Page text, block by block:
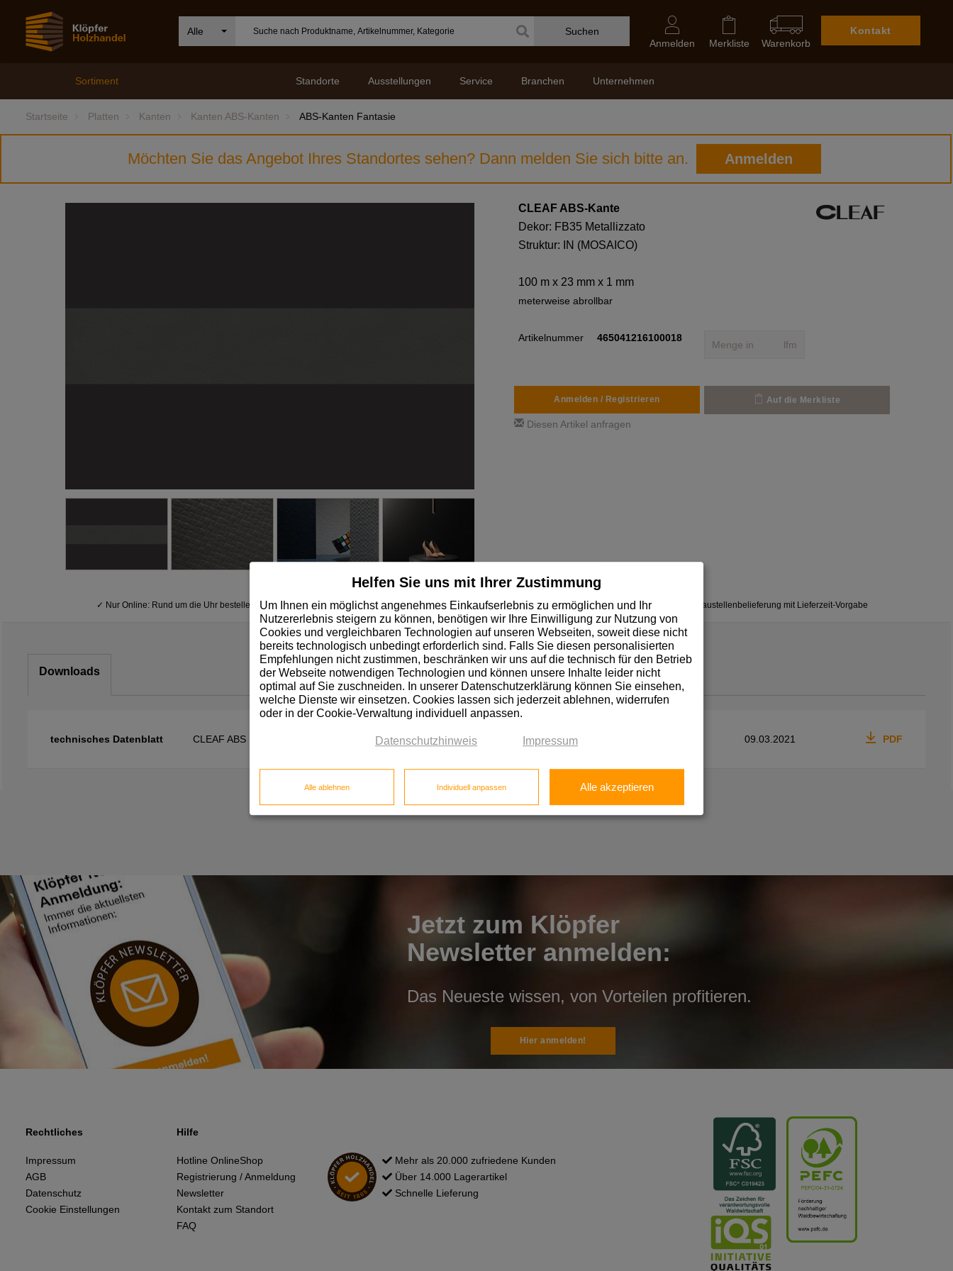
Alle Suchen
Kontakt
Warenkorb
Merkliste
Anmelden
Unternehmen
Branchen
Service
Ausstellungen
Standorte
Sortiment
Startseite Platten Kanten Kanten ABS-Kanten ABS-Kanten Fantasie
Möchten Sie das Angebot Ihres Standortes sehen? Dann melden Sie sich bitte an. Anmelden
CLEAF ABS-Kante
Dekor: FB35 Metallizzato
Struktur: IN (MOSAICO)
100 m x 23 mm x 1 mm
meterweise abrollbar
Artikelnummer 465041216100018
lfm
Anmelden / Registrieren Auf die Merkliste
Diesen Artikel anfragen
✓ Nur Online: Rund um die Uhr bestellen ✓Über 14.000 schnell lieferbare Lagerartikel Baustellenbelieferung mit Lieferzeit-Vorgabe
Downloads
technisches Datenblatt CLEAF ABS Kante 09.03.2021 PDF
Jetzt zum Klöpfer
Newsletter anmelden:
Das Neueste wissen, von Vorteilen profitieren.
Hier anmelden!
Rechtliches
Impressum
AGB
Datenschutz
Cookie Einstellungen
Hilfe
Hotline OnlineShop
Registrierung / Anmeldung
Newsletter
Kontakt zum Standort
FAQ
Mehr als 20.000 zufriedene Kunden
Über 14.000 Lagerartikel
Schnelle Lieferung
Helfen Sie uns mit Ihrer Zustimmung
Um Ihnen ein möglichst angenehmes Einkaufserlebnis zu ermöglichen und Ihr
Nutzererlebnis steigern zu können, benötigen wir Ihre Einwilligung zur Nutzung von
Cookies und vergleichbaren Technologien auf unseren Webseiten, soweit diese nicht
bereits technologisch unbedingt erforderlich sind. Falls Sie diesen personalisierten
Empfehlungen nicht zustimmen, beschränken wir uns auf die technisch für den Betrieb
der Webseite notwendigen Technologien und können unsere Inhalte leider nicht
optimal auf Sie zuschneiden. In unserer Datenschutzerklärung können Sie einsehen,
welche Dienste wir einsetzen. Cookies lassen sich jederzeit ablehnen, widerrufen
oder in der Cookie-Verwaltung individuell anpassen.
Datenschutzhinweis Impressum
Alle ablehnen Individuell anpassen Alle akzeptieren